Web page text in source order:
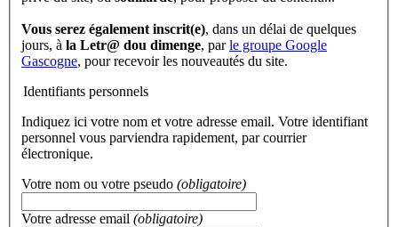
Vous serez également inscrit(e), dans un délai de quelques
jours, à la Letr@ dou dimenge, parle groupe Google
Gascogne, pour recevoir les nouveautés du site.
Identifiants personnels
Indiquez ici votre nom et votre adresse email. Votre identifiant
personnel vous parviendra rapidement, par courrier
électronique.
Votre nom ou votre pseudo (obligatoire)
Votre adresse email (obligatoire)